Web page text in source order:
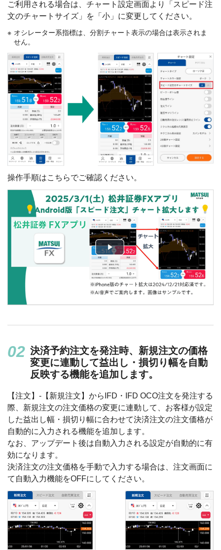
ご利用される場合は、チャート設定画面より「スピード注
文のチャートサイズ」を「小」に変更してください。
オシレーター系指標は、分割チャート表示の場合は表示されま
せん。
操作手順はこちらでご確認ください。
決済予約注文を発注時、新規注文の価格
変更に連動して益出し・損切り幅を自動
反映する機能を追加します。
【注文】-【新規注文】からIFD・IFD OCO注文を発注する
際、新規注文の注文価格の変更に連動して、お客様が設定
した益出し幅・損切り幅に合わせて決済注文の注文価格が
自動的に入力される機能を追加します。
なお、アップデート後は自動入力される設定が自動的に有
効になります。
決済注文の注文価格を手動で入力する場合は、注文画面に
て自動入力機能をOFFにしてください。